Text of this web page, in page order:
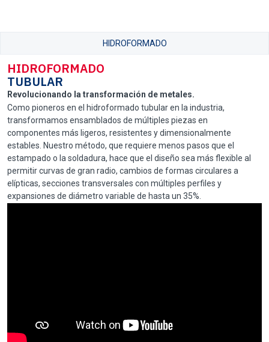
HIDROFORMADO
HIDROFORMADO
TUBULAR
Revolucionando la transformación de metales.
Como pioneros en el hidroformado tubular en la industria,
transformamos ensamblados de múltiples piezas en
componentes más ligeros, resistentes y dimensionalmente
estables. Nuestro método, que requiere menos pasos que el
estampado o la soldadura, hace que el diseño sea más flexible al
permitir curvas de gran radio, cambios de formas circulares a
elípticas, secciones transversales con múltiples perfiles y
expansiones de diámetro variable de hasta un 35%.